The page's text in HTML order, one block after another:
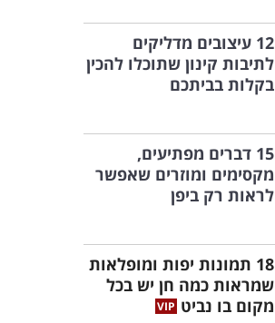
12 עיצובים מדליקים
לתיבות קינון שתוכלו להכין
בקלות בביתכם
15 דברים מפתיעים,
מקסימים ומוזרים שאפשר
לראות רק ביפן
18 תמונות יפות ומופלאות
שמראות כמה חן יש בכל
מקום בו נביט